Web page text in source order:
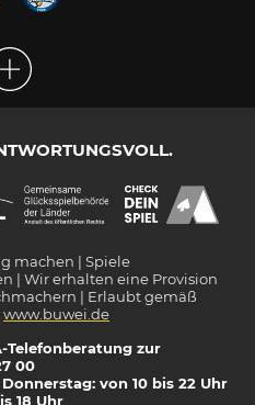
machen | Spiele
| Wir erhalten eine Provision
| Erlaubt gemäß
www.buwei.de
Telefonberatung zur
00
von 10 bis 22 Uhr
18 Uhr